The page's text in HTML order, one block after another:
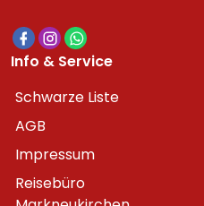
Info & Service
Schwarze Liste
AGB
Impressum
Reisebüro